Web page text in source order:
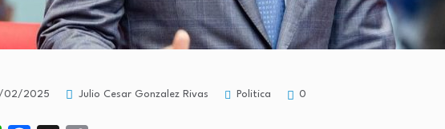
02/2025 Julio Cesar Gonzalez Rivas Politica 0